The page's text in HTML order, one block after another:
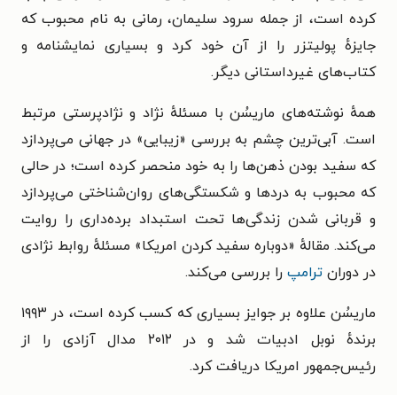
کرده است، از جمله سرود سلیمان، رمانی به نام محبوب که
جایزهٔ پولیتزر را از آن خود کرد و بسیاری نمایشنامه و
کتاب‌های غیرداستانی دیگر.
همهٔ نوشته‌های ماریسُن با مسئلهٔ نژاد و نژادپرستی مرتبط
است. آبی‌ترین چشم به بررسی «زیبایی» در جهانی می‌پردازد
که سفید بودن ذهن‌ها را به خود منحصر کرده است؛ در حالی
که محبوب به دردها و شکستگی‌های روان‌شناختی می‌پردازد
و قربانی شدن زندگی‌ها تحت استبداد برده‌داری را روایت
می‌کند. مقالهٔ «دوباره سفید کردن امریکا» مسئلهٔ روابط نژادی
در دوران ترامپ را بررسی می‌کند.
ماریسُن علاوه بر جوایز بسیاری که کسب کرده است، در ۱۹۹۳
برندهٔ نوبل ادبیات شد و در ۲۰۱۲ مدال آزادی را از
رئیس‌جمهور امریکا دریافت کرد.